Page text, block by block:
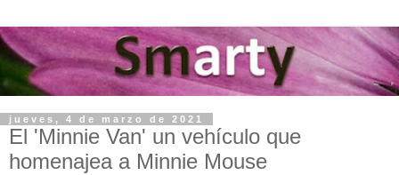
jueves, 4 de marzo de 2021
El 'Minnie Van' un vehículo que
homenajea a Minnie Mouse